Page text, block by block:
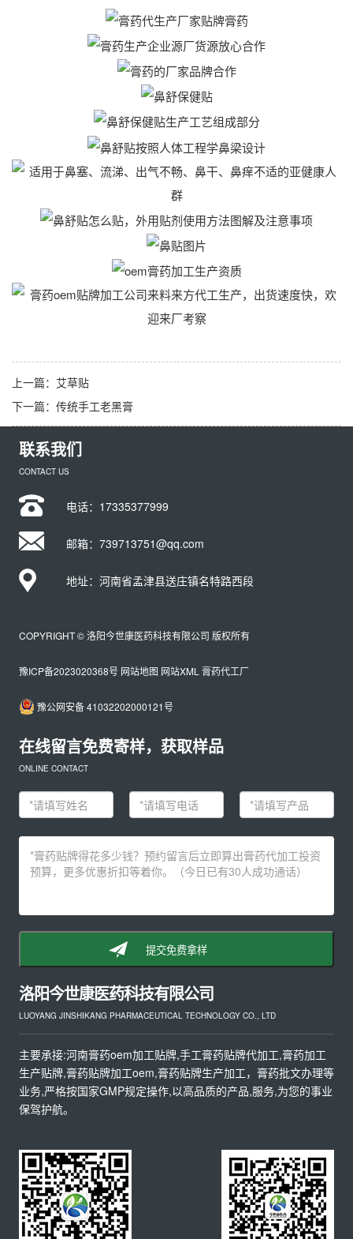
上一篇： 艾草贴
下一篇： 传统手工老黑膏
联系我们
CONTACT US
电话： 17335377999
邮箱：739713751@qq.com
地址：河南省孟津县送庄镇名特路西段
COPYRIGHT © 洛阳今世康医药科技有限公司 版权所有
豫ICP备2023020368号 网站地图 网站XML 膏药代工厂
豫公网安备 41032202000121号
在线留言免费寄样，获取样品
ONLINE CONTACT
提交免费拿样
洛阳今世康医药科技有限公司
LUOYANG JINSHIKANG PHARMACEUTICAL TECHNOLOGY CO., LTD
主要承接:河南膏药oem加工贴牌,手工膏药贴牌代加工,膏药加工
生产贴牌,膏药贴牌加工oem,膏药贴牌生产加工，膏药批文办理等
业务,严格按国家GMP规定操作,以高品质的产品,服务,为您的事业
保驾护航。